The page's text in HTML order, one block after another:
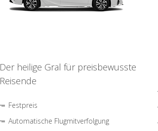
Der heilige Gral für preisbewusste
Reisende
Festpreis
Automatische Flugmitverfolgung